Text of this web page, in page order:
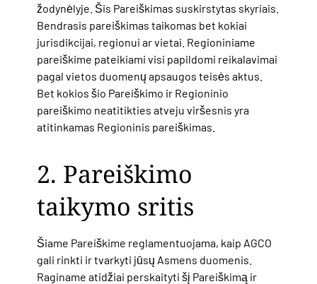
žodynėlyje. Šis Pareiškimas suskirstytas skyriais.
Bendrasis pareiškimas taikomas bet kokiai
jurisdikcijai, regionui ar vietai. Regioniniame
pareiškime pateikiami visi papildomi reikalavimai
pagal vietos duomenų apsaugos teisės aktus.
Bet kokios šio Pareiškimo ir Regioninio
pareiškimo neatitikties atveju viršesnis yra
atitinkamas Regioninis pareiškimas.
2. Pareiškimo
taikymo sritis
Šiame Pareiškime reglamentuojama, kaip AGCO
gali rinkti ir tvarkyti jūsų Asmens duomenis.
Raginame atidžiai perskaityti šį Pareiškimą ir